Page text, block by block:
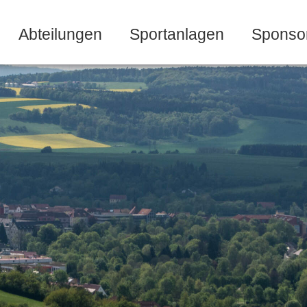
Abteilungen Sportanlagen